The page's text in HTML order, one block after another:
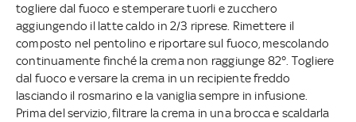
togliere dal fuoco e stemperare tuorli e zucchero
aggiungendo il latte caldo in 2/3 riprese. Rimettere il
composto nel pentolino e riportare sul fuoco, mescolando
continuamente finché la crema non raggiunge 82°. Togliere
dal fuoco e versare la crema in un recipiente freddo
lasciando il rosmarino e la vaniglia sempre in infusione.
Prima del servizio, filtrare la crema in una brocca e scaldarla